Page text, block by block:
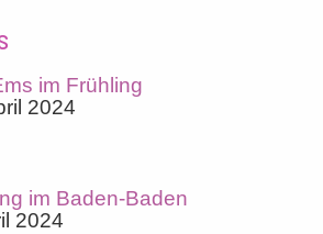
im Frühling
2024
im Baden-Baden
2024